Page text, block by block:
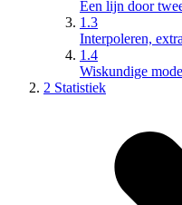
Een lijn door
1.3
Interpoleren,
1.4
Wiskundige
2 Statistiek